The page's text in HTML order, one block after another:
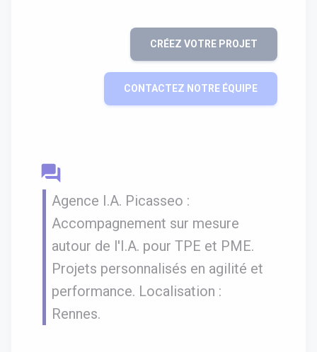
CRÉEZ VOTRE PROJET
CONTACTEZ NOTRE ÉQUIPE
question_answer
Agence I.A. Picasseo :
Accompagnement sur mesure
autour de l'I.A. pour TPE et PME.
Projets personnalisés en agilité et
performance. Localisation :
Rennes.